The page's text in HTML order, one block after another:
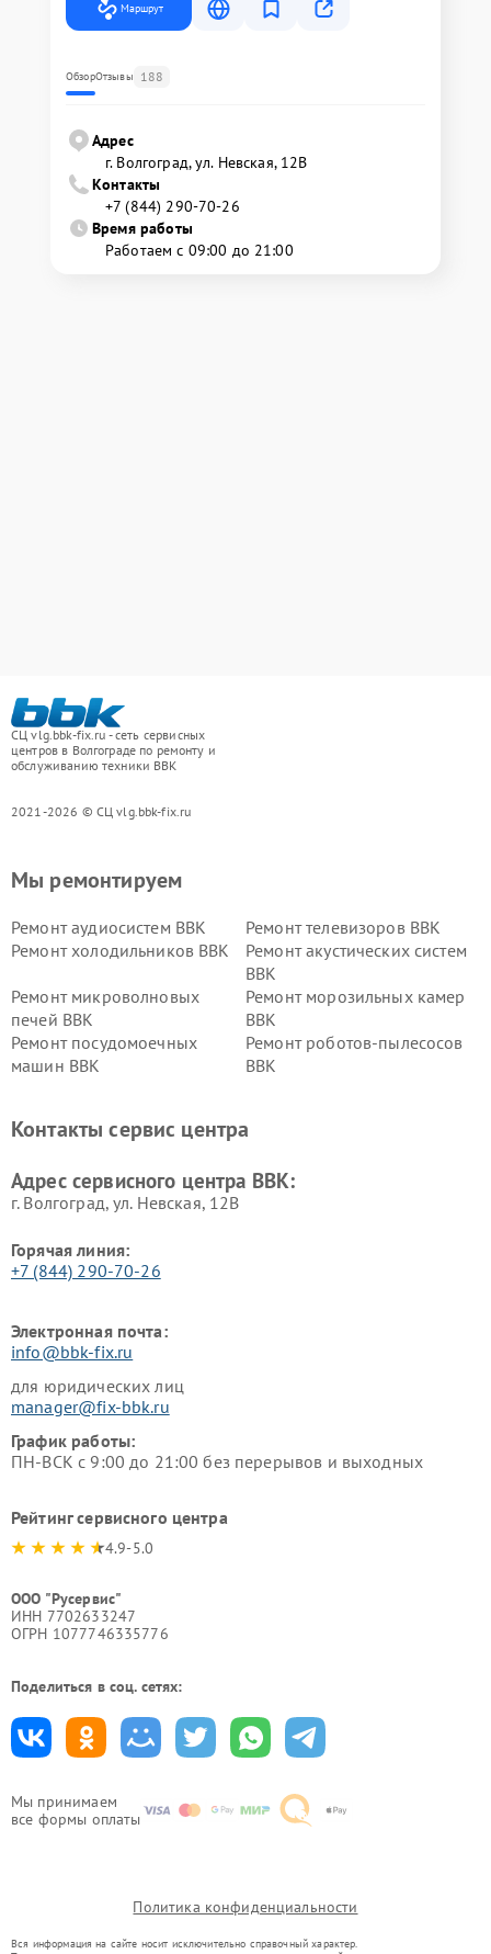
Маршрут
ОбзорОтзывы 188
Адрес
г. Волгоград, ул. Невская, 12В
Контакты
+7 (844) 290-70-26
Время работы
Работаем с 09:00 до 21:00
СЦ vlg.bbk-fix.ru - сеть сервисных
центров в Волгограде по ремонту и
обслуживанию техники BBK
2021-2026 © СЦ vlg.bbk-fix.ru
Мы принимаем
все формы оплаты
Мы ремонтируем
Ремонт аудиосистем BBK
Ремонт телевизоров BBK
Ремонт холодильников BBK
Ремонт акустических систем
BBK
Ремонт микроволновых
печей BBK
Ремонт морозильных камер
BBK
Ремонт посудомоечных
машин BBK
Ремонт роботов-пылесосов
BBK
Ремонт винных шкафов BBK
Контакты сервис центра
Адрес сервисного центра BBK:
г. Волгоград, ул. Невская, 12В
Горячая линия:
+7 (844) 290-70-26
Электронная почта:
info@bbk-fix.ru
для юридических лиц
manager@fix-bbk.ru
График работы:
ПН-ВСК с 9:00 до 21:00 без перерывов и выходных
Рейтинг сервисного центра
4.9-5.0
ООО "Русервис"
ИНН 7702633247
ОГРН 1077746335776
Поделиться в соц. сетях:
Политика конфиденциальности
Вся информация на сайте носит исключительно справочный характер.